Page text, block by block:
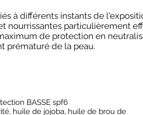
à différents instants de
nourrissantes particulièrement
de protection en
prématuré de la peau.
BASSE spf6
huile de jojoba, huile de brou de